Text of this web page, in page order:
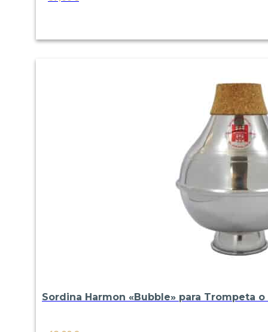
Sordina Harmon «Bubble» para Trompeta